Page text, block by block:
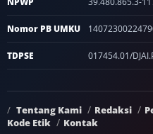
Nomor PB UMKU
TDPSE 017454.01/
Tentang Kami Redaksi
Kode Etik
Kontak